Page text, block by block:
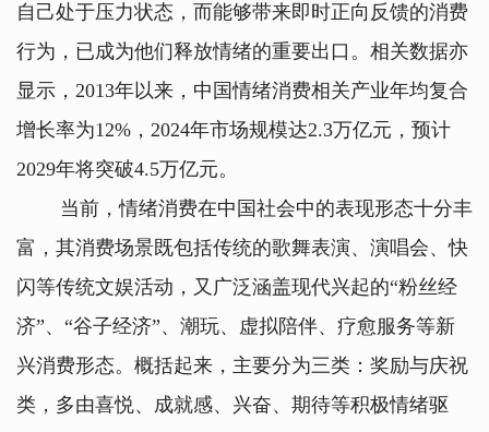
自己处于压力状态，而能够带来即时正向反馈的消费
行为，已成为他们释放情绪的重要出口。相关数据亦
显示，2013年以来，中国情绪消费相关产业年均复合
增长率为12%，2024年市场规模达2.3万亿元，预计
2029年将突破4.5万亿元。
当前，情绪消费在中国社会中的表现形态十分丰
富，其消费场景既包括传统的歌舞表演、演唱会、快
闪等传统文娱活动，又广泛涵盖现代兴起的“粉丝经
济”、“谷子经济”、潮玩、虚拟陪伴、疗愈服务等新
兴消费形态。概括起来，主要分为三类：奖励与庆祝
类，多由喜悦、成就感、兴奋、期待等积极情绪驱